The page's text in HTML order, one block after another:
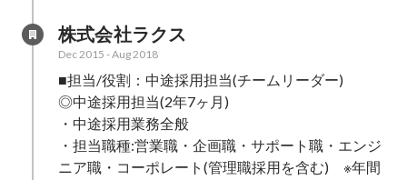
株式会社ラクス
Dec 2015 -Aug 2018
■担当/役割：中途採用担当(チームリーダー)
◎中途採用担当(2年7ヶ月)
・中途採用業務全般
・担当職種:営業職・企画職・サポート職・エンジ
ニア職・コーポレート(管理職採用を含む)　※年間